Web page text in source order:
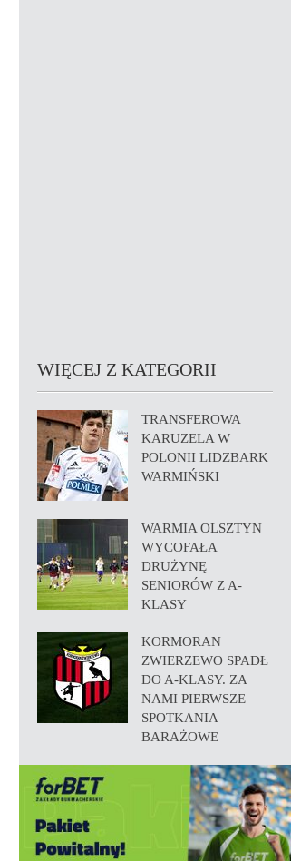
WIĘCEJ Z KATEGORII
TRANSFEROWA
KARUZELA W
POLONII LIDZBARK
WARMIŃSKI
WARMIA OLSZTYN
WYCOFAŁA
DRUŻYNĘ
SENIORÓW Z A-
KLASY
KORMORAN
ZWIERZEWO SPADŁ
DO A-KLASY. ZA
NAMI PIERWSZE
SPOTKANIA
BARAŻOWE